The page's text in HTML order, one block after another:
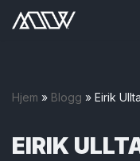
Hjem » Blogg » Eirik
EIRIK